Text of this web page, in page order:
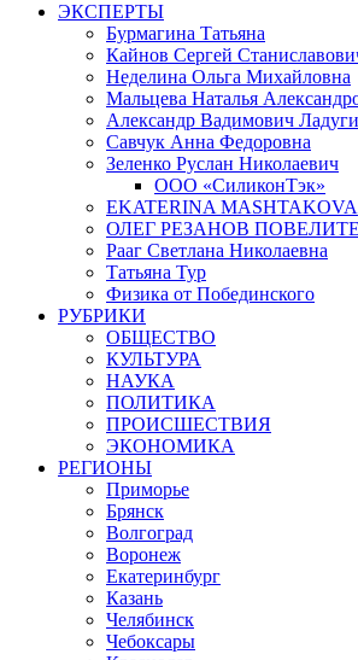
ЭКСПЕРТЫ
Бурмагина Татьяна
Кайнов Сергей
Неделина Ольга Михайловна
Мальцева Наталья
Александр Вадимович
Савчук Анна Федоровна
Зеленко Руслан Николаевич
ООО «СиликонТэк»
EKATERINA MASHTAKOVA
ОЛЕГ РЕЗАНОВ
Рааг Светлана Николаевна
Татьяна Тур
Физика от Побединского
РУБРИКИ
ОБЩЕСТВО
КУЛЬТУРА
НАУКА
ПОЛИТИКА
ПРОИСШЕСТВИЯ
ЭКОНОМИКА
РЕГИОНЫ
Приморье
Брянск
Волгоград
Воронеж
Екатеринбург
Казань
Челябинск
Чебоксары